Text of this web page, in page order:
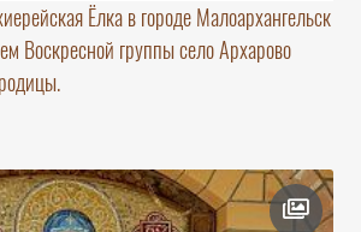
Ёлка в городе Малоархангельск
Воскресной группы село Архарово